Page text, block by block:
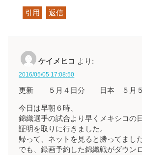
引用 返信
ケイメヒコ より:
2016/05/05 17:08:50
更新 ５月４日分 日本 ５月５
今日は早朝６時、
錦織選手の試合より早くメキシコの
証明を取りに行きました。
帰って、ネットを見ると勝ってました
でも、録画予約した錦織戦がダウン